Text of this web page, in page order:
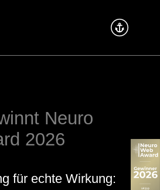
Neuro
2026
für echte Wirkung: